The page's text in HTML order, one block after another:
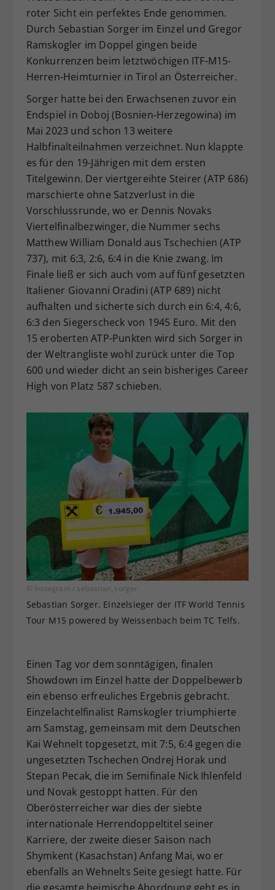
roter Sicht ein perfektes Ende genommen.
Durch Sebastian Sorger im Einzel und Gregor
Ramskogler im Doppel gingen beide
Konkurrenzen beim letztwöchigen ITF-M15-
Herren-Heimturnier in Tirol an Österreicher.
Sorger hatte bei den Erwachsenen zuvor ein
Endspiel in Doboj (Bosnien-Herzegowina) im
Mai 2023 und schon 13 weitere
Halbfinalteilnahmen verzeichnet. Nun klappte
es für den 19-Jährigen mit dem ersten
Titelgewinn. Der viertgereihte Steirer (ATP 686)
marschierte ohne Satzverlust in die
Vorschlussrunde, wo er Dennis Novaks
Viertelfinalbezwinger, die Nummer sechs
Matthew William Donald aus Tschechien (ATP
737), mit 6:3, 2:6, 6:4 in die Knie zwang. Im
Finale ließ er sich auch vom auf fünf gesetzten
Italiener Giovanni Oradini (ATP 689) nicht
aufhalten und sicherte sich durch ein 6:4, 4:6,
6:3 den Siegerscheck von 1945 Euro. Mit den
15 eroberten ATP-Punkten wird sich Sorger in
der Weltrangliste wohl zurück unter die Top
600 und wieder dicht an sein bisheriges Career
High von Platz 587 schieben.
© Instagram / sebastian_sorger
Sebastian Sorger, Einzelsieger der ITF World Tennis
Tour M15 powered by Weissenbach beim TC Telfs.
Einen Tag vor dem sonntägigen, finalen
Showdown im Einzel hatte der Doppelbewerb
ein ebenso erfreuliches Ergebnis gebracht.
Einzelachtelfinalist Ramskogler triumphierte
am Samstag, gemeinsam mit dem Deutschen
Kai Wehnelt topgesetzt, mit 7:5, 6:4 gegen die
ungesetzten Tschechen Ondrej Horak und
Stepan Pecak, die im Semifinale Nick Ihlenfeld
und Novak gestoppt hatten. Für den
Oberösterreicher war dies der siebte
internationale Herrendoppeltitel seiner
Karriere, der zweite dieser Saison nach
Shymkent (Kasachstan) Anfang Mai, wo er
ebenfalls an Wehnelts Seite gesiegt hatte. Für
Zweck
Dieser Wert speichert Ihre Consent-
Einstellungen. Unter anderem eine
zufällig generierte ID, für die
historische Speicherung Ihrer
vorgenommen Einstellungen, falls der
Webseiten-Betreiber dies eingestellt
hat.